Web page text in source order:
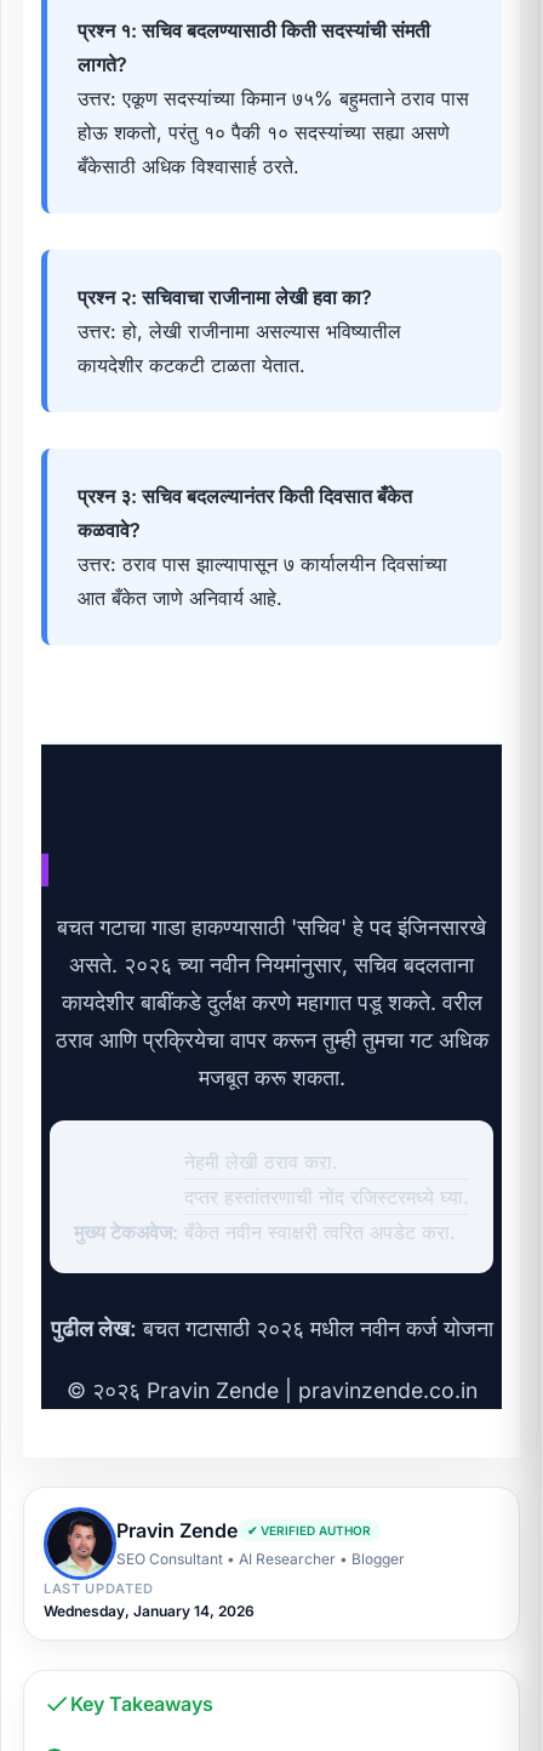
प्रश्न १: सचिव बदलण्यासाठी किती सदस्यांची संमती
लागते?
उत्तर: एकूण सदस्यांच्या किमान ७५% बहुमताने ठराव पास
होऊ शकतो, परंतु १० पैकी १० सदस्यांच्या सह्या असणे
बँकेसाठी अधिक विश्वासार्ह ठरते.
प्रश्न २: सचिवाचा राजीनामा लेखी हवा का?
उत्तर: हो, लेखी राजीनामा असल्यास भविष्यातील
कायदेशीर कटकटी टाळता येतात.
प्रश्न ३: सचिव बदलल्यानंतर किती दिवसात बँकेत
कळवावे?
उत्तर: ठराव पास झाल्यापासून ७ कार्यालयीन दिवसांच्या
आत बँकेत जाणे अनिवार्य आहे.
बचत गटाचा गाडा हाकण्यासाठी 'सचिव' हे पद इंजिनसारखे
असते. २०२६ च्या नवीन नियमांनुसार, सचिव बदलताना
कायदेशीर बाबींकडे दुर्लक्ष करणे महागात पडू शकते. वरील
ठराव आणि प्रक्रियेचा वापर करून तुम्ही तुमचा गट अधिक
मजबूत करू शकता.
मुख्य टेकअवेज:
नेहमी लेखी ठराव करा.
दप्तर हस्तांतरणाची नोंद रजिस्टरमध्ये घ्या.
बँकेत नवीन स्वाक्षरी त्वरित अपडेट करा.
पुढील लेख: बचत गटासाठी २०२६ मधील नवीन कर्ज योजना
© २०२६ Pravin Zende | pravinzende.co.in
Pravin Zende ✔ VERIFIED AUTHOR
SEO Consultant • AI Researcher • Blogger
LAST UPDATED
Wednesday, January 14, 2026
Key Takeaways